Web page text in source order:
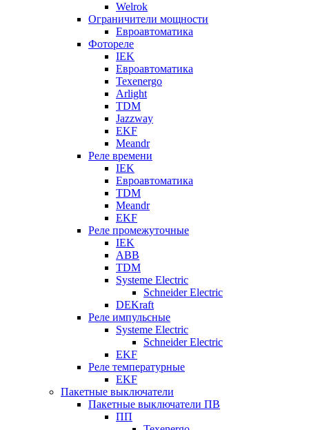
Welrok
Ограничители мощности
Евроавтоматика
Фотореле
IEK
Евроавтоматика
Texenergo
Arlight
TDM
Jazzway
EKF
Meandr
Реле времени
IEK
Евроавтоматика
TDM
Meandr
EKF
Реле промежуточные
IEK
ABB
TDM
Systeme Electric
Schneider Electric
DEKraft
Реле импульсные
Systeme Electric
Schneider Electric
EKF
Реле температурные
EKF
Пакетные выключатели
Пакетные выключатели ПВ
ПП